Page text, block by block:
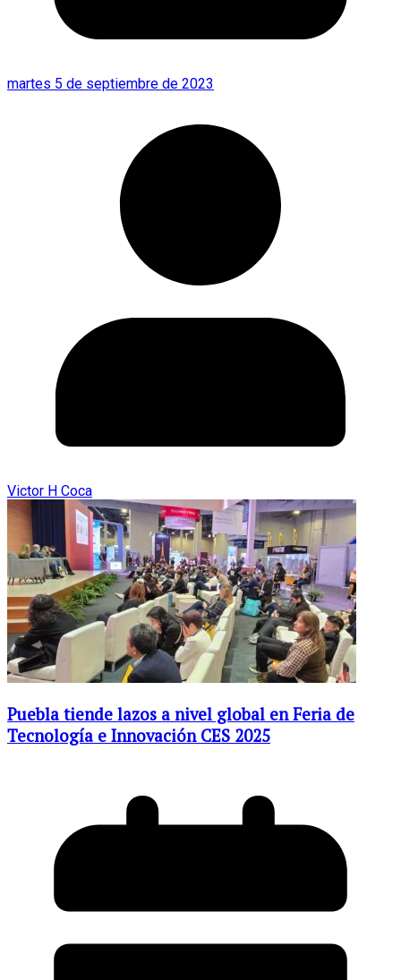
martes 5 de septiembre de 2023
Victor H Coca
Puebla tiende lazos a nivel global en Feria de
Tecnología e Innovación CES 2025